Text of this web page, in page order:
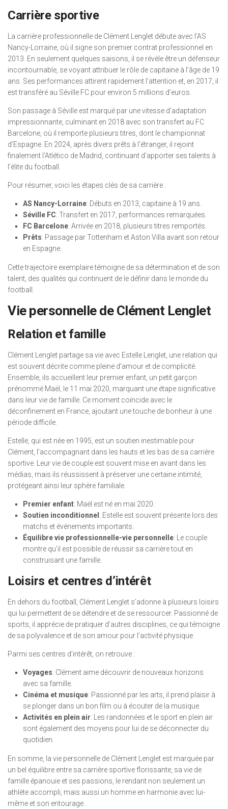
Carrière sportive
La carrière professionnelle de Clément Lenglet débute avec l’AS
Nancy-Lorraine, où il signe son premier contrat professionnel en
2013. En seulement quelques saisons, il se révèle être un défenseur
incontournable, se voyant attribuer le rôle de capitaine à l’âge de 19
ans. Ses performances attirent rapidement l’attention et, en 2017, il
est transféré au Séville FC pour environ 5 millions d’euros.
Son passage à Séville est marqué par une vitesse d’adaptation
impressionnante, culminant en 2018 avec son transfert au FC
Barcelone, où il remporte plusieurs titres, dont le championnat
d’Espagne. En 2024, après divers prêts à l’étranger, il rejoint
finalement l’Atlético de Madrid, continuant d’apporter ses talents à
l’élite du football.
Pour résumer, voici les étapes clés de sa carrière :
AS Nancy-Lorraine: Débuts en 2013, capitaine à 19 ans.
Séville FC: Transfert en 2017, performances remarquées.
FC Barcelone: Arrivée en 2018, plusieurs titres remportés.
Prêts: Passage par Tottenham et Aston Villa avant son retour
en Espagne.
Cette trajectoire exemplaire témoigne de sa détermination et de son
talent, des qualités qui continuent de le définir dans le monde du
football.
Vie personnelle de Clément Lenglet
Relation et famille
Clément Lenglet partage sa vie avec Estelle Lenglet, une relation qui
est souvent décrite comme pleine d’amour et de complicité.
Ensemble, ils accueillent leur premier enfant, un petit garçon
prénommé Maël, le 11 mai 2020, marquant une étape significative
dans leur vie de famille. Ce moment coïncide avec le
déconfinement en France, ajoutant une touche de bonheur à une
période difficile.
Estelle, qui est née en 1995, est un soutien inestimable pour
Clément, l’accompagnant dans les hauts et les bas de sa carrière
sportive. Leur vie de couple est souvent mise en avant dans les
médias, mais ils réussissent à préserver une certaine intimité,
protégeant ainsi leur sphère familiale.
Premier enfant: Maël est né en mai 2020.
Soutien inconditionnel : Estelle est souvent présente lors des
matchs et événements importants.
Équilibre vie professionnelle-vie personnelle: Le couple
montre qu’il est possible de réussir sa carrière tout en
construisant une famille.
Loisirs et centres d’intérêt
En dehors du football, Clément Lenglet s’adonne à plusieurs loisirs
qui lui permettent de se détendre et de se ressourcer. Passionné de
sports, il apprécie de pratiquer d’autres disciplines, ce qui témoigne
de sa polyvalence et de son amour pour l’activité physique.
Parmi ses centres d’intérêt, on retrouve :
Voyages: Clément aime découvrir de nouveaux horizons
avec sa famille.
Cinéma et musique: Passionné par les arts, il prend plaisir à
se plonger dans un bon film ou à écouter de la musique.
Activités en plein air: Les randonnées et le sport en plein air
sont également des moyens pour lui de se déconnecter du
quotidien.
En somme, la vie personnelle de Clément Lenglet est marquée par
un bel équilibre entre sa carrière sportive florissante, sa vie de
famille épanouie et ses passions, le rendant non seulement un
athlète accompli, mais aussi un homme en harmonie avec lui-
même et son entourage.